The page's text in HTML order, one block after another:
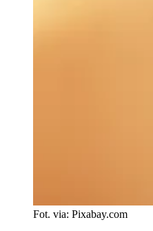
Fot. via: Pixabay.com